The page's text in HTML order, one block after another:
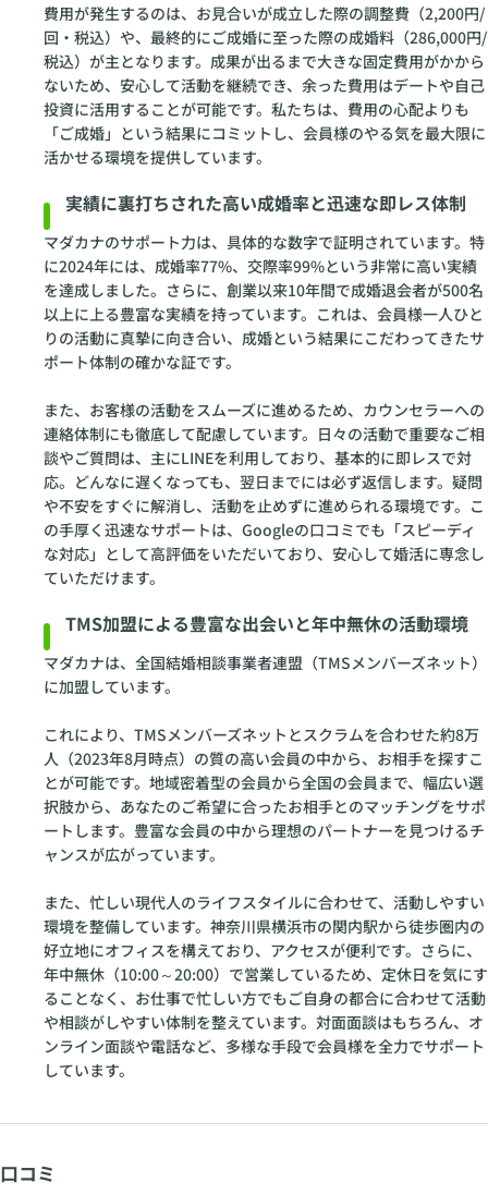
費用が発生するのは、お見合いが成立した際の調整費（2,200円/
回・税込）や、最終的にご成婚に至った際の成婚料（286,000円/
税込）が主となります。成果が出るまで大きな固定費用がかから
ないため、安心して活動を継続でき、余った費用はデートや自己
投資に活用することが可能です。私たちは、費用の心配よりも
「ご成婚」という結果にコミットし、会員様のやる気を最大限に
活かせる環境を提供しています。
実績に裏打ちされた高い成婚率と迅速な即レス体制
マダカナのサポート力は、具体的な数字で証明されています。特
に2024年には、成婚率77%、交際率99%という非常に高い実績
を達成しました。さらに、創業以来10年間で成婚退会者が500名
以上に上る豊富な実績を持っています。これは、会員様一人ひと
りの活動に真摯に向き合い、成婚という結果にこだわってきたサ
ポート体制の確かな証です。
また、お客様の活動をスムーズに進めるため、カウンセラーへの
連絡体制にも徹底して配慮しています。日々の活動で重要なご相
談やご質問は、主にLINEを利用しており、基本的に即レスで対
応。どんなに遅くなっても、翌日までには必ず返信します。疑問
や不安をすぐに解消し、活動を止めずに進められる環境です。こ
の手厚く迅速なサポートは、Googleの口コミでも「スピーディ
な対応」として高評価をいただいており、安心して婚活に専念し
ていただけます。
TMS加盟による豊富な出会いと年中無休の活動環境
マダカナは、全国結婚相談事業者連盟（TMSメンバーズネット）
に加盟しています。
これにより、TMSメンバーズネットとスクラムを合わせた約8万
人（2023年8月時点）の質の高い会員の中から、お相手を探すこ
とが可能です。地域密着型の会員から全国の会員まで、幅広い選
択肢から、あなたのご希望に合ったお相手とのマッチングをサポ
ートします。豊富な会員の中から理想のパートナーを見つけるチ
ャンスが広がっています。
また、忙しい現代人のライフスタイルに合わせて、活動しやすい
環境を整備しています。神奈川県横浜市の関内駅から徒歩圏内の
好立地にオフィスを構えており、アクセスが便利です。さらに、
年中無休（10:00～20:00）で営業しているため、定休日を気にす
ることなく、お仕事で忙しい方でもご自身の都合に合わせて活動
や相談がしやすい体制を整えています。対面面談はもちろん、オ
ンライン面談や電話など、多様な手段で会員様を全力でサポート
しています。
口コミ